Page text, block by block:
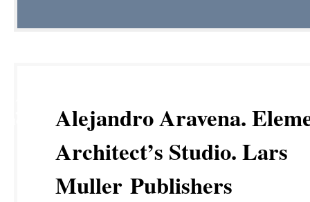
Alejandro Aravena.
Architect’s Studio. Lars
Muller Publishers